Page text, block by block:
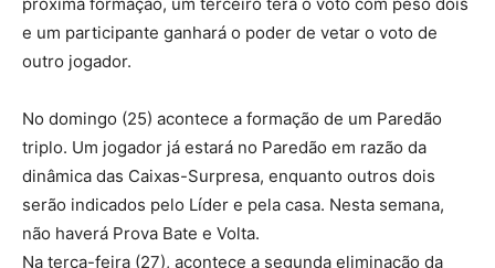
e um participante ganhará o poder de vetar o voto de
outro jogador.
No domingo (25) acontece a formação de um Paredão
triplo. Um jogador já estará no Paredão em razão da
dinâmica das Caixas-Surpresa, enquanto outros dois
serão indicados pelo Líder e pela casa. Nesta semana,
não haverá Prova Bate e Volta.
Na terça-feira (27), acontece a segunda eliminação da